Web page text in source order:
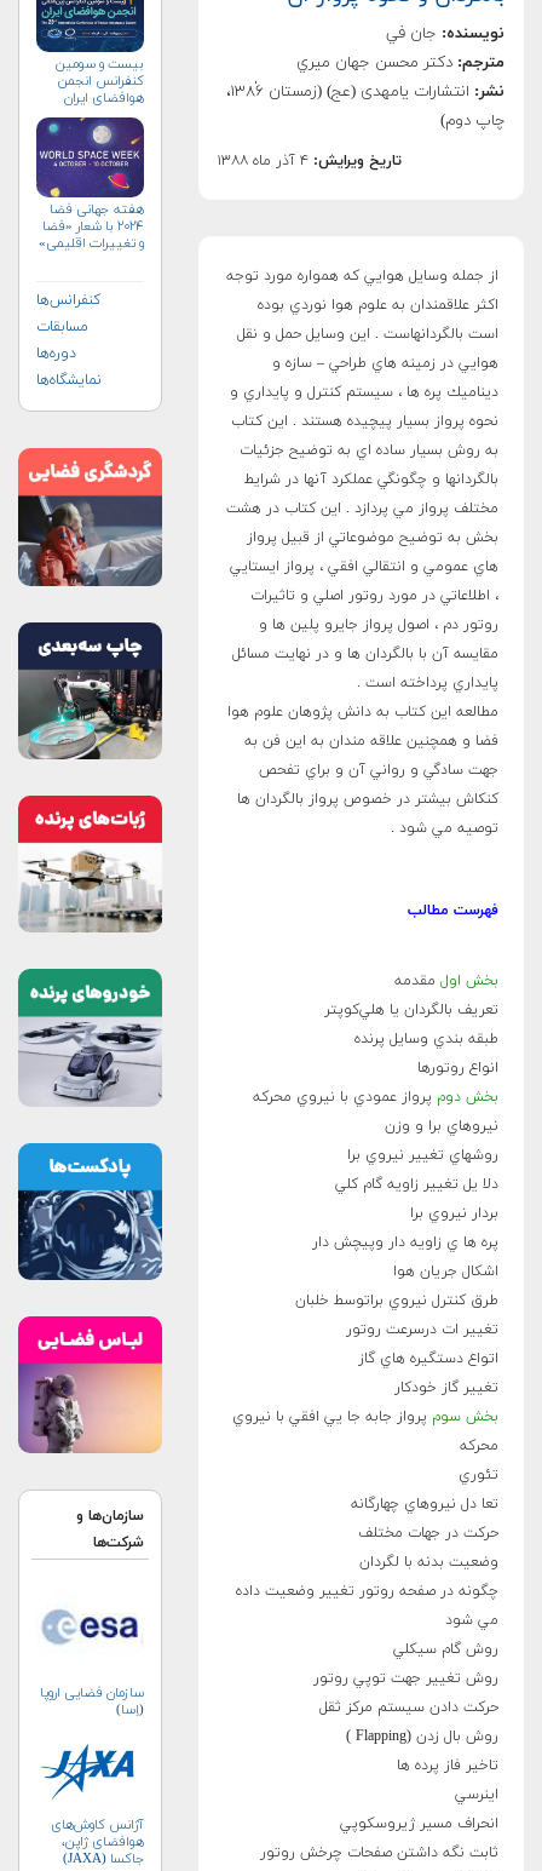
نویسنده: جان في
مترجم: دكتر محسن جهان ميري
نشر:
انتشارات یامهدی (عج) (زمستان ۱۳۸۶ٰ،
چاپ دوم)
تاریخ ویرایش: ۴ آذر ماه ۱۳۸۸
از جمله وسايل هوايي كه همواره مورد توجه
اكثر علاقمندان به علوم هوا نوردي بوده
است بالگردانهاست . اين وسايل حمل و نقل
هوايي در زمينه هاي طراحي – سازه و
ديناميك پره ها ،‌ سيستم كنترل و پايداري و
نحوه پرواز بسيار پيچيده هستند . اين كتاب
به روش بسيار ساده اي به توضيح جزئيات
بالگردانها و چگونگي عملكرد آنها در شرايط
مختلف پرواز مي پردازد . اين كتاب در هشت
بخش به توضيح موضوعاتي از قبيل پرواز
هاي عمومي و انتقالي افقي ،‌ پرواز ايستايي
،‌ اطلاعاتي در مورد روتور اصلي و تاثيرات
روتور دم ، اصول پرواز جايرو پلين ها و
مقايسه آن با بالگردان ها و در نهايت مسائل
پايداري پرداخته است .
مطالعه اين كتاب به دانش پژوهان علوم هوا
فضا و همچنين علاقه مندان به اين فن به
جهت سادگي و رواني آن و براي تفحص
كنكاش بيشتر در خصوص پرواز بالگردان ها
توصيه مي شود .
فهرست مطالب
بخش اول مقدمه
تعريف بالگردان يا هلي‌کوپتر
طبقه بندي وسايل پرنده
انواع روتورها
بخش دوم پرواز عمودي با نيروي محرکه
نيروهاي برا و وزن
روشهاي تغيير نيروي برا
دلا يل تغيير زاويه گام کلي
بردار نيروي برا
پره ها ي زاويه دار وپيچش دار
اشکال جريان هوا
طرق کنترل نيروي براتوسط خلبان
تغيير ات درسرعت روتور
اتواع دستگيره هاي گاز
تغيير گاز خودکار
بخش سوم پرواز جابه جا يي افقي با نيروي
محرکه
تئوري
تعا دل نيروهاي چهارگانه
حرکت در جهات مختلف
وضعيت بدنه با لگردان
چگونه در صفحه روتور تغيير وضعيت داده
مي شود
روش گام سيكلي
روش تغيير جهت توپي روتور
حرکت دادن سيستم مرکز ثقل
روش بال زدن (Flapping )
تاخير فاز پرده ها
اينرسي
انحراف مسير ژيروسکوپي
ثابت نگه داشتن صفحات چرخش روتور
بیست و سومین
کنفرانس انجمن
هوافضای ايران
هفته جهانی فضا
۲۰۲۴ با شعار «فضا
و تغییرات اقلیمی»
کنفرانس‌ها
مسابقات
دوره‌ها
نمایشگاه‌ها
سازمان‌ها و
شرکت‌ها
سازمان فضایی اروپا
(اِسا)
آژانس کاوش‌های
هوافضای ژاپن،
جاکسا (JAXA)